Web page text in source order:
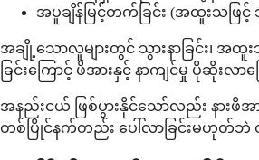
အပူချိန်မြင့်တက်ခြင်း (အထူးသဖြင့်
အချို့သောလူများတွင် သွားနာခြင်း၊ အထူ
ခြင်းကြောင့် ဖိအားနှင့် နာကျင်မှု ပိုဆိုး
အနည်းငယ် ဖြစ်ပွားနိုင်သော်လည်း နားဖိအ
တစ်ပြိုင်နက်တည်း ပေါ်လာခြင်းမဟုတ်ဘဲ